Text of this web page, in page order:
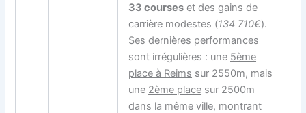
33 courses et des gains de
carrière modestes (134 710€).
Ses dernières performances
sont irrégulières : une 5ème
place à Reims sur 2550m, mais
une 2ème place sur 2500m
dans la même ville, montrant